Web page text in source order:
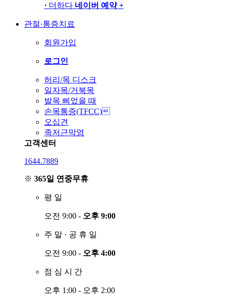
· 더하다 네이버 예약 +
관절·통증치료
회원가입
로그인
허리/목 디스크
일자목/거북목
발목 삐었을 때
손목통증(TFCC)
오십견
족저근막염
고객센터
1644.7889
※ 365일 연중무휴
평 일
오전 9:00 - 오후 9:00
주 말 · 공 휴 일
오전 9:00 - 오후 4:00
점 심 시 간
오후 1:00 - 오후 2:00